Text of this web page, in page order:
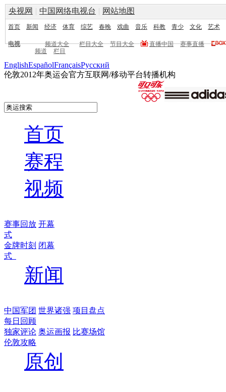
央视网 | 中国网络电视台 | 网站地图
首页 新闻 经济 体育 综艺 春晚 戏曲 音乐 科教 青少 文化 艺术
电视 频道大全 栏目大全 节目大全 直播中国
赛事直播
频道
栏目
EnglishEspañolFrançaisPусский
伦敦2012年奥运会官方互联网/移动平台转播机构
首页
赛程
视频
赛事回放 开幕
式
金牌时刻 闭幕
式
新闻
中国军团 世界诸强 项目盘点
每日回顾
独家评论 奥运画报 比赛场馆
伦敦攻略
原创